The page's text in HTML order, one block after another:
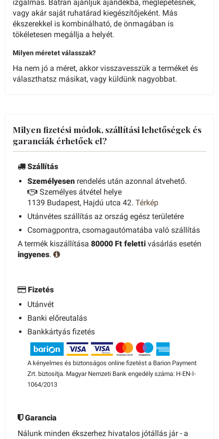
izgalmas. Bátran ajánljuk ajándékba, meglepetésnek,
vagy akár saját ruhatárad kiegészítőjeként. Más
ékszerekkel is kombinálható, de önmagában is
tökéletesen megállja a helyét.
Milyen méretet válasszak?
Ha nem jó a méret, akkor visszavesszük a terméket és
választhatsz másikat, vagy küldünk nagyobbat.
Milyen fizetési módok, szállítási lehetőségek és
garanciák érhetőek el?
Szállítás
Személyesen rendelés után azonnal átvehető.
Személyes átvétel helye
1139 Budapest, Hajdú utca 42. Térkép
Utánvétes szállítás az ország egész területére
Csomagpontra, csomagautómatába való szállítás
A termék kiszállítása 80000 Ft feletti vásárlás esetén
ingyenes.
Fizetés
Utánvét
Banki előreutalás
Bankkártyás fizetés
A kényelmes és biztonságos online fizetést a Barion Payment
Zrt. biztosítja. Magyar Nemzeti Bank engedély száma: H-EN-I-
1064/2013
Garancia
Nálunk minden ékszerhez hivatalos jótállás jár - a